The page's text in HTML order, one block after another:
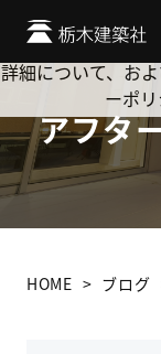
アフタ
HOME ブログ
Cookie を使用し
か? 当社ではお客
詳細について、お
ーポ